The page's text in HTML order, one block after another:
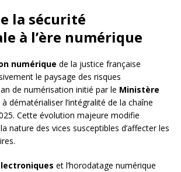
la sécurité
à l’ère numérique
numérique de la justice française
le paysage des risques
de numérisation initié par le Ministère
à dématérialiser l’intégralité de la chaîne
Cette évolution majeure modifie
nature des vices susceptibles d’affecter les
et l’horodatage numérique